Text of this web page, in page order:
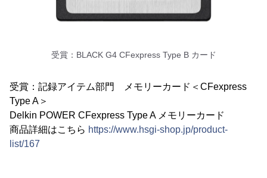
受賞：BLACK G4 CFexpress Type B カード
受賞：記録アイテム部門 メモリーカード＜CFexpress
Type A＞
Delkin POWER CFexpress Type A メモリーカード
商品詳細はこちら https://www.hsgi-shop.jp/product-
list/167